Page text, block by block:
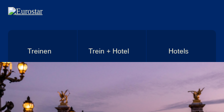
Naar hoofdinhoud
Treinen Trein + Hotel Hotels